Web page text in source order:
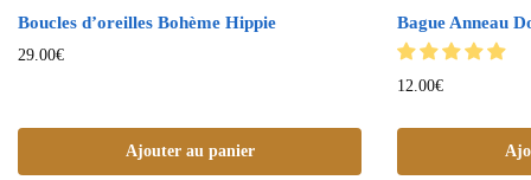
Boucles d’oreilles Bohème Hippie
29.00€
Ajouter au panier
Bague Anneau
12.00€